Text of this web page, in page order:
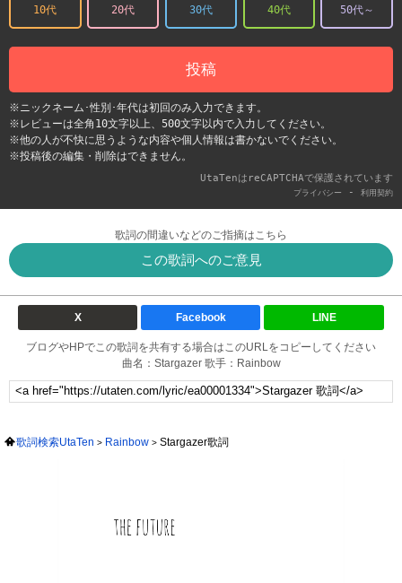
10代 20代 30代 40代 50代～
投稿
※ニックネーム･性別･年代は初回のみ入力できます。
※レビューは全角10文字以上、500文字以内で入力してください。
※他の人が不快に思うような内容や個人情報は書かないでください。
※投稿後の編集・削除はできません。
UtaTenはreCAPTCHAで保護されています
プライバシー - 利用契約
歌詞の間違いなどのご指摘はこちら
この歌詞へのご意見
X Facebook LINE
ブログやHPでこの歌詞を共有する場合はこのURLをコピーしてください
曲名：Stargazer 歌手：Rainbow
歌詞検索UtaTen Rainbow Stargazer歌詞